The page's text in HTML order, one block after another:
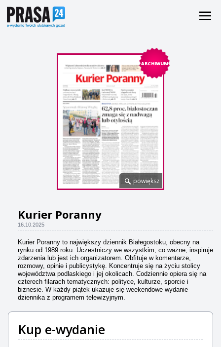
ARCHIWUM
powiększ
Kurier Poranny
16.10.2025
Kurier Poranny to największy dziennik Białegostoku, obecny na
rynku od 1989 roku. Uczestniczy we wszystkim, co ważne, inspiruje
zdarzenia lub jest ich organizatorem. Obfituje w komentarze,
rozmowy, opinie i publicystykę. Koncentruje się na życiu stolicy
województwa podlaskiego i jej okolicach. Codziennie opiera się na
czterech filarach tematycznych: polityce, kulturze, sporcie i
biznesie. W każdy piątek ukazuje się weekendowe wydanie
dziennika z programem telewizyjnym.
Kup e-wydanie